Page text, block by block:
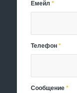
Емейл*
Телефон*
Сообщение*